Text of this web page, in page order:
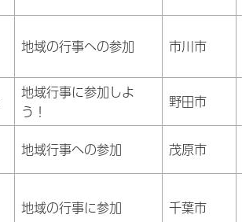
地域の行事への参加 市川市
地域行事に参加しよ
う！
野田市
地域行事への参加 茂原市
地域の行事に参加 千葉市